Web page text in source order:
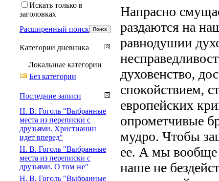
Напрасно
раздаются на
равнодушии
духовенство,
спокойствием,
европейских
опрометчивые
мудро. Чтобы
ее. А мы вообще
наше не
Искать только в
заголовках
Расширенный поиск
Категории дневника
Локальные категории
Без категории
Последние записи
Н. В. Гоголь "Выбранные
места из переписки с
друзьями. Христианин
идет вперед"
Н. В. Гоголь "Выбранные
места из переписки с
друзьями. О том же"
Н. В. Гоголь "Выбранные